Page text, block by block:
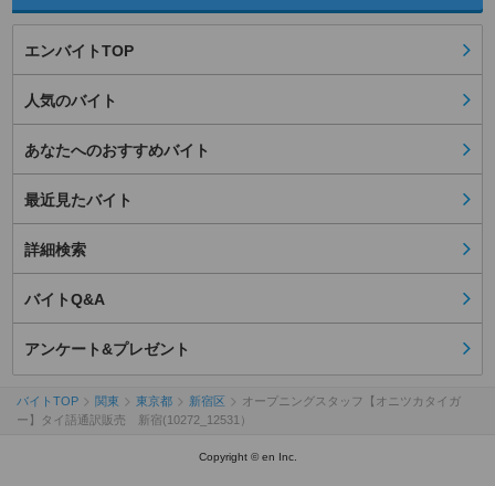
エンバイトTOP
人気のバイト
あなたへのおすすめバイト
最近見たバイト
詳細検索
バイトQ&A
アンケート&プレゼント
バイトTOP 関東 東京都 新宿区
オープニングスタッフ【オニツカタイガ
ー】タイ語通訳販売 新宿(10272_12531）
Copyright © en Inc.